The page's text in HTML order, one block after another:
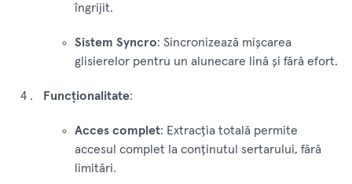
îngrijit.
Sistem Syncro: Sincronizează mișcarea
glisierelor pentru un alunecare lină și fără efort.
Funcționalitate:
Acces complet: Extracția totală permite
accesul complet la conținutul sertarului, fără
limitări.